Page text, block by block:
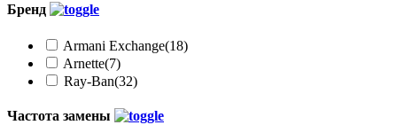
Бренд
Armani Exchange(18)
Arnette(7)
Ray-Ban(32)
Частота замены